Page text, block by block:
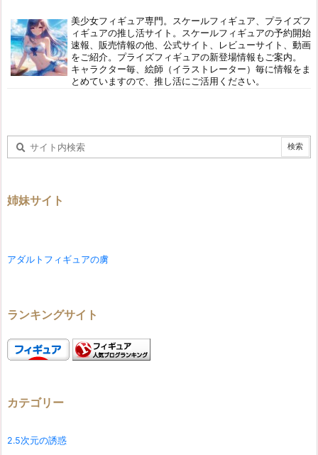
美少女フィギュア専門。スケールフィギュア、プライズフ
ィギュアの推し活サイト。スケールフィギュアの予約開始
速報、販売情報の他、公式サイト、レビューサイト、動画
をご紹介。プライズフィギュアの新登場情報もご案内。
キャラクター毎、絵師（イラストレーター）毎に情報をま
とめていますので、推し活にご活用ください。
姉妹サイト
アダルトフィギュアの虜
ランキングサイト
カテゴリー
2.5次元の誘惑